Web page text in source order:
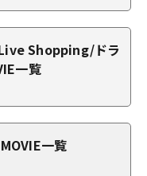
Shopping/ドラ
一覧
一覧